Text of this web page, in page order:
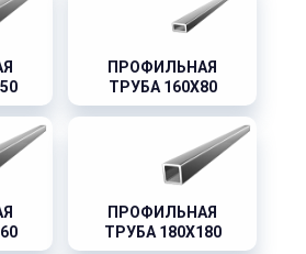
ПРОФИЛЬНАЯ
ТРУБА 160X80
ПРОФИЛЬНАЯ
ТРУБА 180X180